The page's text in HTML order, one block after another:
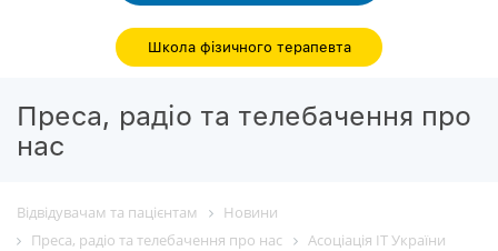
Школа фізичного терапевта
Преса, радіо та телебачення про
нас
Відвідувачам та пацієнтам
Новини
Преса, радіо та телебачення про нас
Асоціація ІТ України